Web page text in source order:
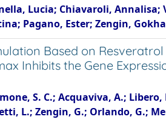
Lucia; Chiavaroli,
Pagano, Ester; Zengin,
Based on
Inhibits the Gene
S. C.; Acquaviva, A.;
L.; Zengin, G.; Orlando, G.;